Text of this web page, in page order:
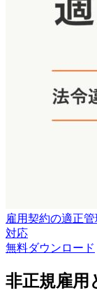
雇用契約の適正
対応
無料ダウンロード
非正規雇用